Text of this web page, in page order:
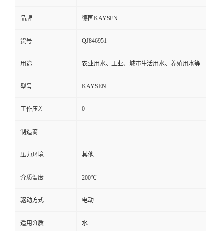
品牌 德国KAYSEN
货号 QJ846951
用途 农业用水、工业、城市生活用水、养殖用水等
型号 KAYSEN
工作压差 0
制造商
压力环境 其他
介质温度 200℃
驱动方式 电动
适用介质 水